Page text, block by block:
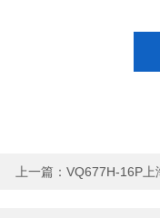
上一篇： VQ677H-16P上